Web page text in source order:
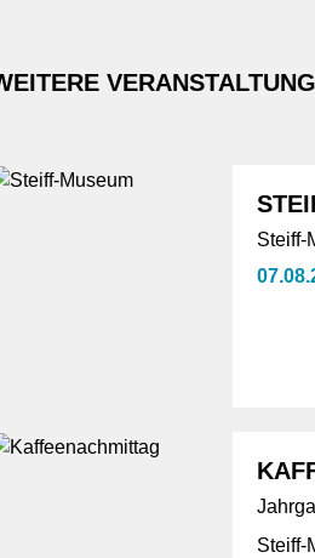
Steiff-
Steiff-